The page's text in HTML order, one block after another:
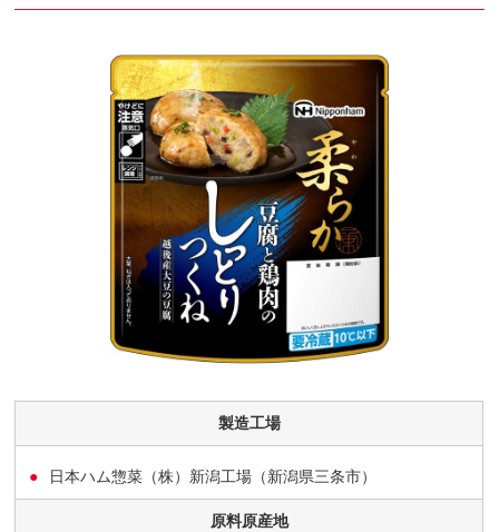
製造工場
日本ハム惣菜（株）新潟工場（新潟県三条市）
原料原産地